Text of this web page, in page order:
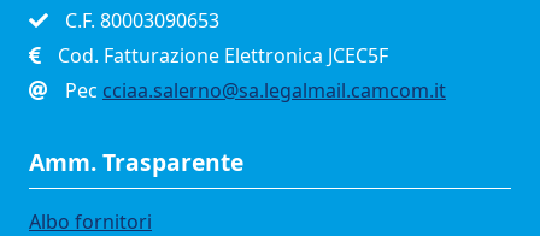
C.F. 80003090653
Cod. Fatturazione Elettronica JCEC5F
Pec cciaa.salerno@sa.legalmail.camcom.it
Amm. Trasparente
Albo fornitori